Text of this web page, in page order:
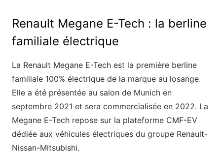
Renault Megane E-Tech : la berline
familiale électrique
La Renault Megane E-Tech est la première berline
familiale 100% électrique de la marque au losange.
Elle a été présentée au salon de Munich en
septembre 2021 et sera commercialisée en 2022. La
Megane E-Tech repose sur la plateforme CMF-EV
dédiée aux véhicules électriques du groupe Renault-
Nissan-Mitsubishi.